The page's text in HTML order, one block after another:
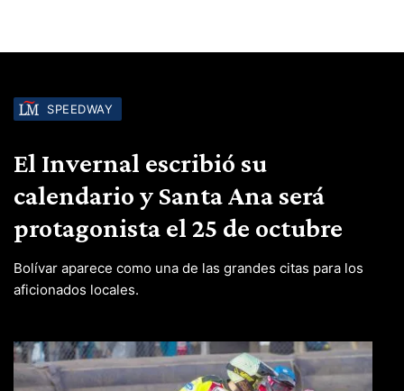
SPEEDWAY
El Invernal escribió su
calendario y Santa Ana será
protagonista el 25 de octubre
Bolívar aparece como una de las grandes citas para los
aficionados locales.